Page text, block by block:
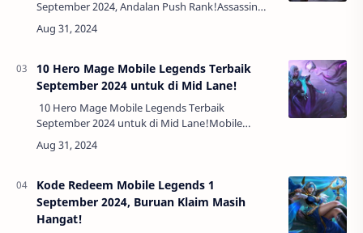
September 2024, Andalan Push Rank!Assassin
adalah salah satu role paling populer di Mobile
Legends, terutama dalam mode ranked.
10 Hero Mage Mobile Legends Terbaik
September 2024 untuk di Mid Lane!
10 Hero Mage Mobile Legends Terbaik
September 2024 untuk di Mid Lane!Mobile
Legends selalu menghadirkan berbagai update
yang mengubah meta permainan, terutama
Kode Redeem Mobile Legends 1
September 2024, Buruan Klaim Masih
Hangat!